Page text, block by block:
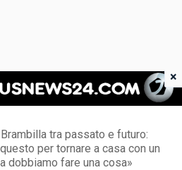
News 24
Brambilla tra passato e futuro:
per tornare a casa con un
dobbiamo fare una cosa»
×